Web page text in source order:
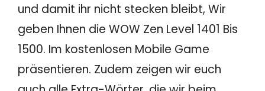
und damit ihr nicht stecken bleibt, Wir
geben Ihnen die WOW Zen Level 1401 Bis
1500. Im kostenlosen Mobile Game
präsentieren. Zudem zeigen wir euch